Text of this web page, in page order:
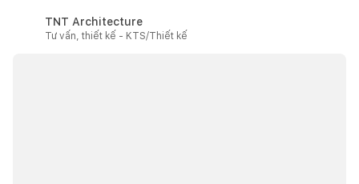
TNT Architecture
Tư vấn, thiết kế - KTS/Thiết kế